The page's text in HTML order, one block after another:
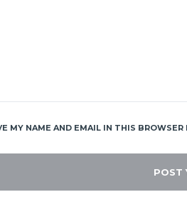
MY NAME AND EMAIL IN THIS